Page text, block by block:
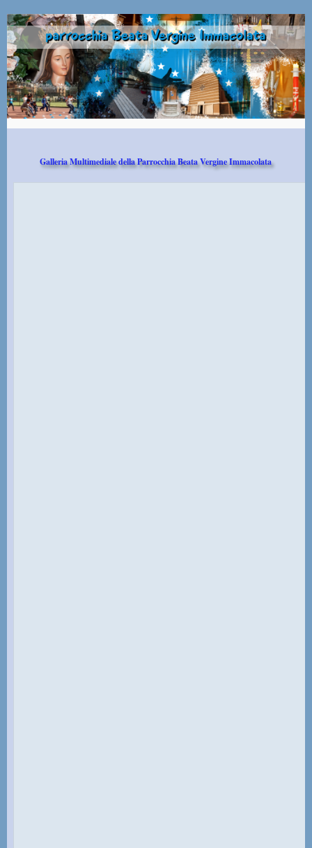
Galleria Multimediale della Parrocchia Beata Vergine Immacolata